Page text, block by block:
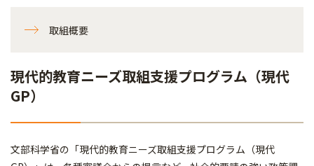
取組概要
現代的教育ニーズ取組支援プログラム（現代
GP）
文部科学省の「現代的教育ニーズ取組支援プログラム（現代